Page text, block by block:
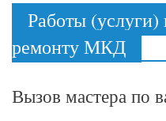
Работы
ремонту МКД
Вызов мастера по